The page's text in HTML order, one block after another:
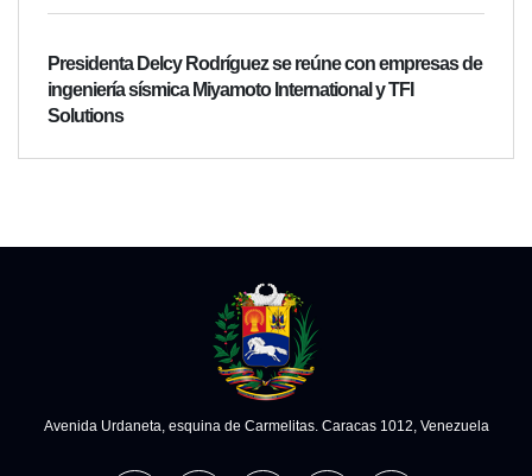
Presidenta Delcy Rodríguez se reúne con empresas de
ingeniería sísmica Miyamoto International y TFI
Solutions
Avenida Urdaneta, esquina de Carmelitas. Caracas 1012, Venezuela